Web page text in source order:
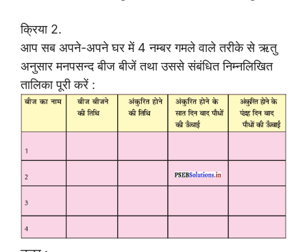
क्रिया 2.
आप सब अपने-अपने घर में 4 नम्बर गमले वाले तरीके से ऋतु
अनुसार मनपसन्द बीज बीजें तथा उससे संबंधित निम्नलिखित
तालिका पूरी करें :